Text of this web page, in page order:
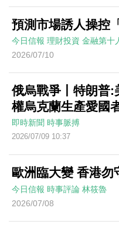
預測市場誘人操控
今日信報 理財投資 金融第十
2026/07/10
俄烏戰爭丨特朗普:
權烏克蘭生產愛國
即時新聞 時事脈搏
2026/07/09 10:37
歐洲臨大變 香港勿
今日信報 時事評論 林筱魯
2026/07/08